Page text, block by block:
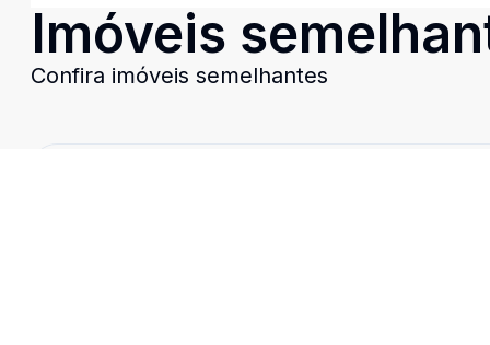
Imóveis
Confira imóveis semelhantes